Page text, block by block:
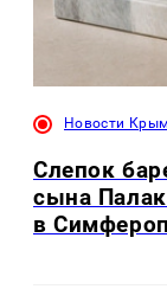
Новости
Слепок
сына
в